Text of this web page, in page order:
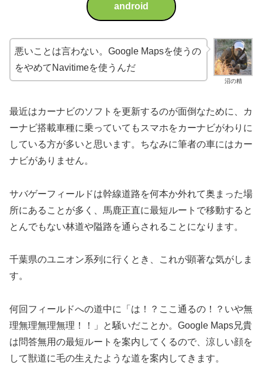
android
沼の精
悪いことは言わない。Google Mapsを使うの
をやめてNavitimeを使うんだ
最近はカーナビのソフトを更新するのが面倒なために、カ
ーナビ搭載車種に乗っていてもスマホをカーナビがわりに
している方が多いと思います。ちなみに筆者の車にはカー
ナビがありません。
サバゲーフィールドは幹線道路を何本か外れて奥まった場
所にあることが多く、馬鹿正直に最短ルートで移動すると
とんでもない林道や隘路を通らされることになります。
千葉県のユニオン系列に行くとき、これが顕著な気がしま
す。
何回フィールドへの道中に「は！？ここ通るの！？いや無
理無理無理無理！！」と騒いだことか。Google Maps兄貴
は問答無用の最短ルートを案内してくるので、涼しい顔を
して獣道に毛の生えたような道を案内してきます。